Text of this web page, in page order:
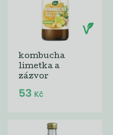
kombucha
limetka a
zázvor
53 Kč